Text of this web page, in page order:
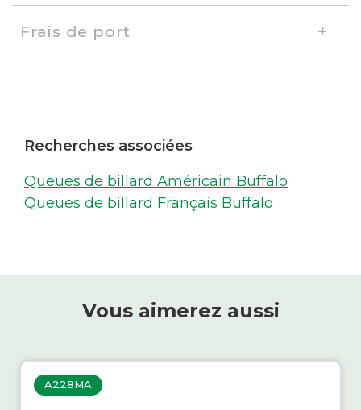
Frais de port
Recherches associées
Queues de billard Américain Buffalo
Queues de billard Français Buffalo
Vous aimerez aussi
A228MA